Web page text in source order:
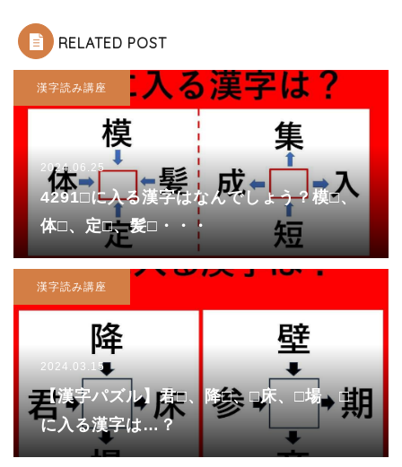
RELATED POST
漢字読み講座
2024.06.25
4291□に入る漢字はなんでしょう？模□、
体□、定□、髪□・・・
漢字読み講座
2024.03.15
【漢字パズル】君□、降□、□床、□場 □
に入る漢字は…？